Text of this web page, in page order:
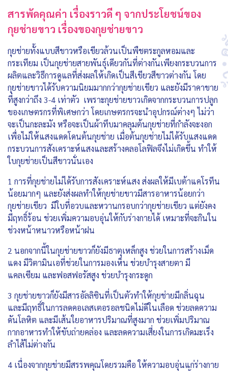
สารพัดคุณค่า เรื่องราวดี ๆ จากประโยชน์ของ
กุยช่ายขาว เรื่องของกุยช่ายขาว
กุยช่ายทั้งแบบสีขาวหรือเขียวล้วนเป็นพืชตระกูลหอมและ
กระเทียม เป็นกุยช่ายสายพันธุ์เดียวกันที่ต่างกันเพียงกระบวนการ
ผลิตและวิธีการดูแลที่ส่งผลให้เกิดเป็นสีเขียวสีขาวต่างกัน โดย
กุยช่ายขาวได้รับความนิยมมากกว่ากุยช่ายเขียว และยังมีราคาขาย
ที่สูงกว่าถึง 3-4 เท่าตัว เพราะกุยช่ายขาวเกิดจากกระบวนการปลูก
ของเกษตรกรที่พิเศษกว่า โดยเกษตรกรจะนำอุปกรณ์ต่างๆ ไม่ว่า
จะเป็นกะละมัง หรือจะเป็นผ้าทึบมาคลุมต้นกุยช่ายที่กำลังจะงอก
เพื่อไม่ให้แสงแดดโดนต้นกุยช่าย เมื่อต้นกุยช่ายไม่ได้รับแสงแดด
กระบวนการสังเคราะห์แสงและสร้างคลอโลฟิลจึงไม่เกิดขึ้น ทำให้
ใบกุยช่ายเป็นสีขาวนั่นเอง
1 การที่กุยช่ายไม่ได้รับการสังเคราะห์แสง ส่งผลให้มีเบต้าแคโรทีน
น้อยมากๆ และยังส่งผลทำให้กุยช่ายขาวมีสารอาหารน้อยกว่า
กุยช่ายเขียว มีใบที่อวบและหวานกรอบกว่ากุยช่ายเขียว แต่ยังคง
มีฤทธิ์ร้อน ช่วยเพิ่มความอบอุ่นให้กับร่างกายได้ เหมาะที่จะกินใน
ช่วงหน้าหนาวหรือหน้าฝน
2 นอกจากนี้ในกุยช่ายขาวก็ยังมีธาตุเหล็กสูง ช่วยในการสร้างเม็ด
แดง มีวิตามินเอที่ช่วยในการมองเห็น ช่วยบำรุงสายตา มี
แคลเซียม และฟอสฟอรัสสูง ช่วยบำรุงกระดูก
3 กุยช่ายขาวก็ยังมีสารอัลลิซินที่เป็นตัวทำให้กุยช่ายมีกลิ่นฉุน
และมีฤทธิ์ในการลดคอเลสเตอรอลชนิดไม่ดีในเลือด ช่วยลดความ
ดันโลหิต และมีเส้นใยอาหารปริมาณที่สูงมาก ช่วยเพิ่มปริมาณ
กากอาหารทำให้ขับถ่ายคล่อง และลดความเสี่ยงในการเกิดมะเร็ง
ลำไส้ไม่ต่างกัน
4 เนื่องจากกุยช่ายมีสรรพคุณโดยรวมคือ ให้ความอบอุ่นแก่ร่างกาย